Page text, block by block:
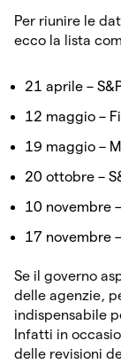
Per riunire le
ecco la lista
21 aprile –
12 maggio –
19 maggio –
20 ottobre –
10 novembre
17 novembre
Se il governo
delle agenzie,
indispensabile
Infatti in
delle revisioni